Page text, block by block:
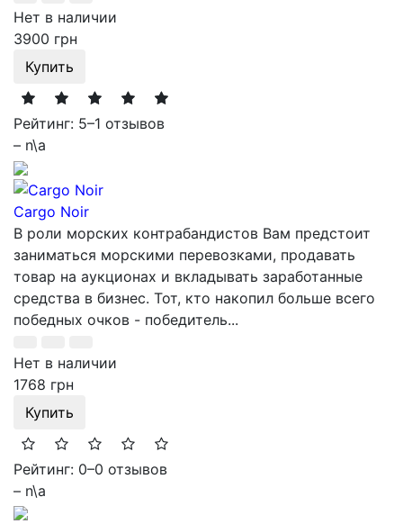
Нет в наличии
3900 грн
Купить
Рейтинг: 5–1 отзывов
– n\a
Cargo Noir
В роли морских контрабандистов Вам предстоит
заниматься морскими перевозками, продавать
товар на аукционах и вкладывать заработанные
средства в бизнес. Тот, кто накопил больше всего
победных очков - победитель...
Нет в наличии
1768 грн
Купить
Рейтинг: 0–0 отзывов
– n\a